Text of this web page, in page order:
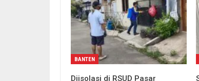
BANTEN
Diisolasi di RSUD Pasar